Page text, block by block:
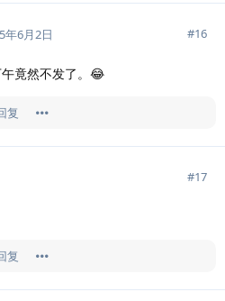
年6月2日 #16
竟然不发了。😂
复
#17
复